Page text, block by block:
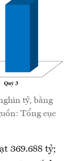
tỷ, bằng
Tổng cục
369.688 tỷ;